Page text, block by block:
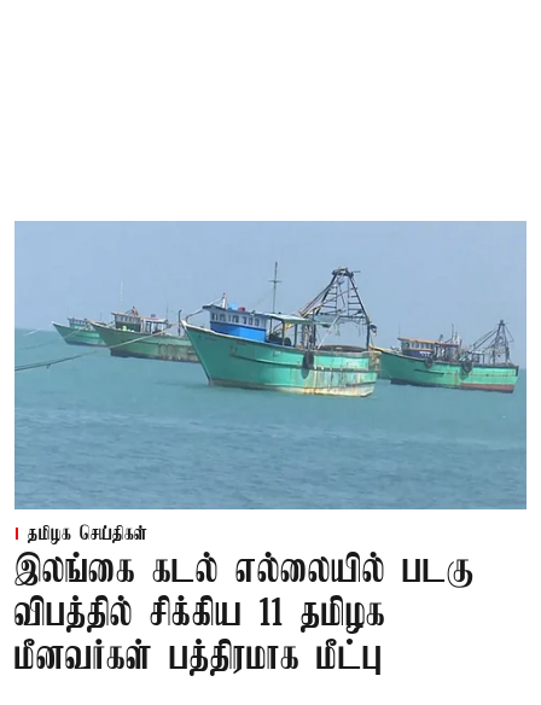
தமிழக செய்திகள்
இலங்கை கடல் எல்லையில் படகு
விபத்தில் சிக்கிய 11 தமிழக
மீனவர்கள் பத்திரமாக மீட்பு